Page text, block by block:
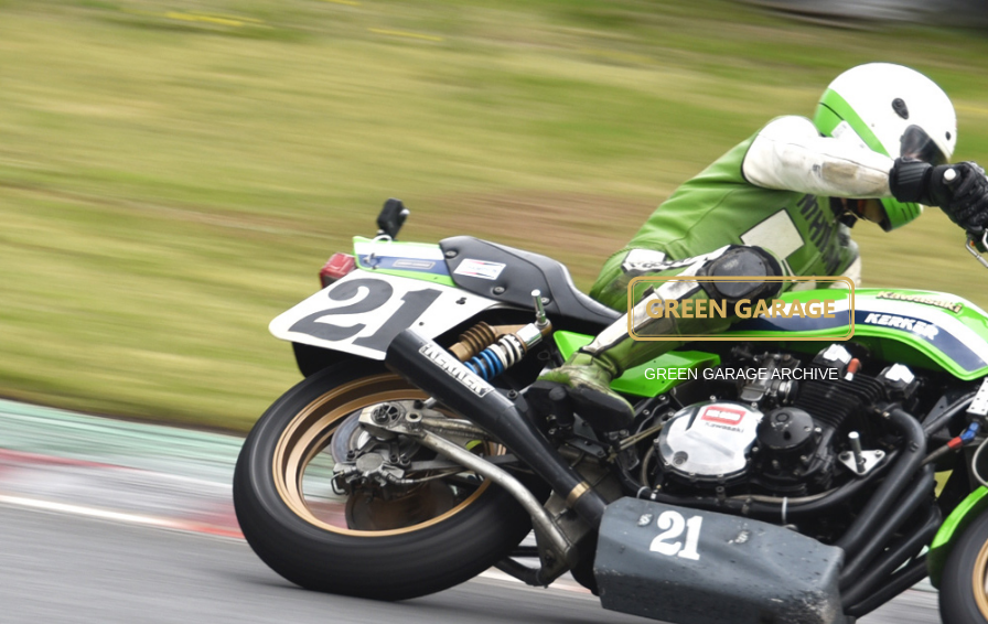
GREEN GARAGE ARCHIVE